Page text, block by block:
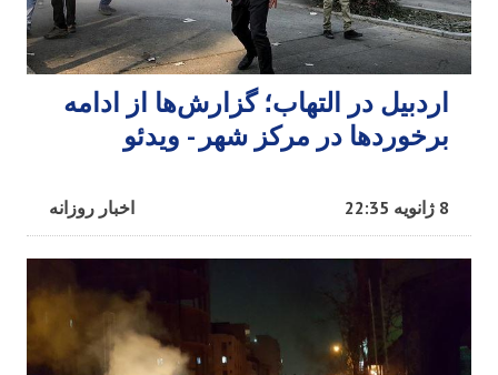
اردبیل در التهاب؛ گزارش‌ها از ادامه
برخوردها در مرکز شهر - ویدئو
اخبار روزانه 8 ژانویه 22:35